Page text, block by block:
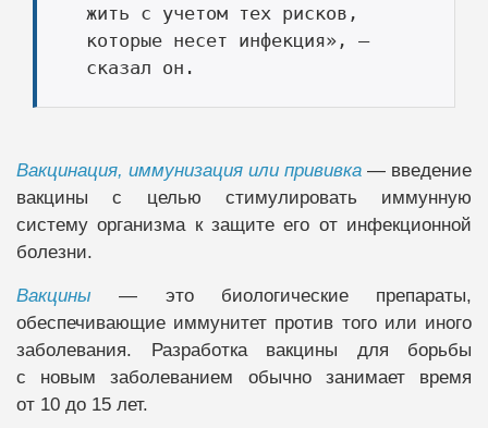
жить с учетом тех рисков,
которые несет инфекция», —
сказал он.
Вакцинация, иммунизация или прививка — введение
вакцины с целью стимулировать иммунную
систему организма к защите его от инфекционной
болезни.
Вакцины — это биологические препараты,
обеспечивающие иммунитет против того или иного
заболевания. Разработка вакцины для борьбы
с новым заболеванием обычно занимает время
от 10 до 15 лет.